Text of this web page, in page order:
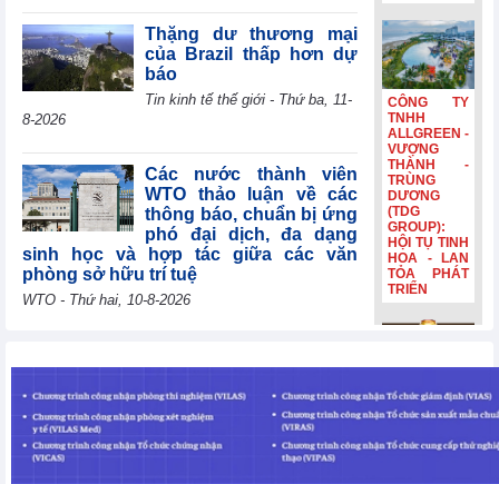
Lợi nhuận sau
thuế 6 tháng
giảm 82,9%,
dòng tiền âm
đồng
Thặng dư thương mại
của Brazil thấp hơn dự
báo
Tin kinh tế thế giới - Thứ ba, 11-
8-2026
Các nước thành viên
WTO thảo luận về các
thông báo, chuẩn bị ứng
phó đại dịch, đa dạng
sinh học và hợp tác giữa các văn
phòng sở hữu trí tuệ
WTO - Thứ hai, 10-8-2026
WTO năm 2026, cảm ơn
các nước thành viên vì
sự hợp tác liên tục
WTO - Thứ hai, 10-8-2026
CÔNG TY
TNHH
ALLGREEN -
VƯỢNG
THÀNH -
TRÙNG
DƯƠNG
(TDG
GROUP):
HỘI TỤ TINH
HOA - LAN
TỎA PHÁT
TRIỂN
Bia Hà Nội
diện, tiếp
nối hành
hơn 132